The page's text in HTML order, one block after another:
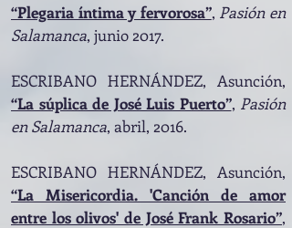
“Plegaria íntima y fervorosa”, Pasión en
Salamanca, junio 2017.
ESCRIBANO HERNÁNDEZ, Asunción,
“La súplica de José Luis Puerto”, Pasión
en Salamanca, abril, 2016.
ESCRIBANO HERNÁNDEZ, Asunción,
“La Misericordia. 'Canción de amor
entre los olivos' de José Frank Rosario”,